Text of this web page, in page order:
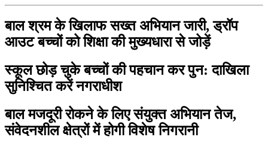
बाल श्रम के खिलाफ सख्त अभियान जारी, ड्रॉप
आउट बच्चों को शिक्षा की मुख्यधारा से जोड़ें
स्कूल छोड़ चुके बच्चों की पहचान कर पुन: दाखिला
सुनिश्चित करें नगराधीश
बाल मजदूरी रोकने के लिए संयुक्त अभियान तेज,
संवेदनशील क्षेत्रों में होगी विशेष निगरानी